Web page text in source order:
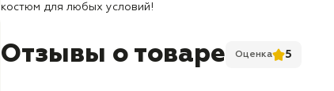
костюм для любых условий!
Отзывы о товаре Оценка 5